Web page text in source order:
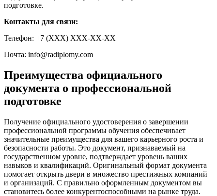
подготовке.
Контакты для связи:
Телефон: +7 (ХХХ) ХХХ-ХХ-ХХ
Почта: info@radiplomy.com
Преимущества официального
документа о профессиональной
подготовке
Получение официального удостоверения о завершении
профессиональной программы обучения обеспечивает
значительные преимущества для вашего карьерного роста и
безопасности работы. Это документ, признаваемый на
государственном уровне, подтверждает уровень ваших
навыков и квалификаций. Оригинальный формат документа
помогает открыть двери в множество престижных компаний
и организаций. С правильно оформленным документом вы
становитесь более конкурентоспособными на рынке труда.